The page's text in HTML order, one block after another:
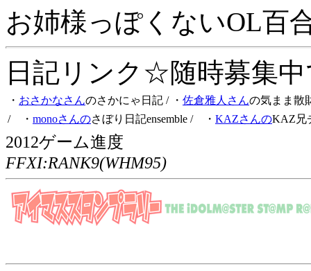
お姉様っぽくないOL百
日記リンク☆随時募集
・ おさかなさんのさかにゃ日記 / ・ 佐倉雅人さんの気まま散
/ ・ monoさんのさぼり日記ensemble / ・ KAZさんのKAZ兄
2012ゲーム進度
FFXI:RANK9(WHM95)